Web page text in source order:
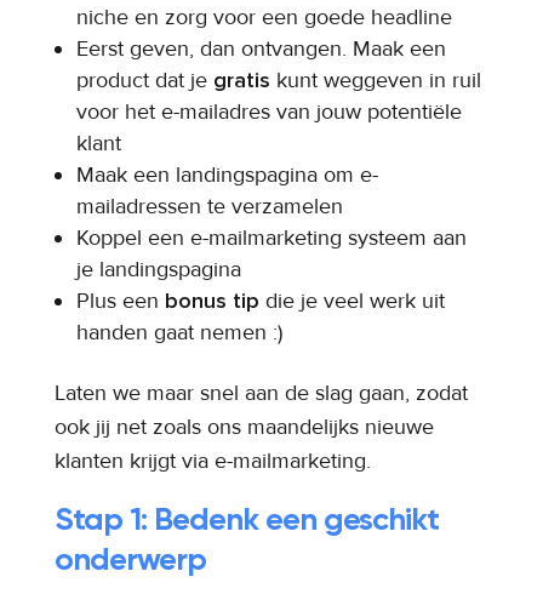
niche en zorg voor een goede headline
Eerst geven, dan ontvangen. Maak een
product dat je gratis kunt weggeven in ruil
voor het e-mailadres van jouw potentiële
klant
Maak een landingspagina om e-
mailadressen te verzamelen
Koppel een e-mailmarketing systeem aan
je landingspagina
Plus een bonus tip die je veel werk uit
handen gaat nemen :)
Laten we maar snel aan de slag gaan, zodat
ook jij net zoals ons maandelijks nieuwe
klanten krijgt via e-mailmarketing.
Stap 1: Bedenk een geschikt
onderwerp